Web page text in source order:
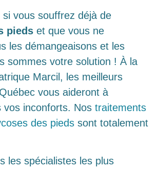
si vous souffrez déjà de
pieds et que vous ne
les démangeaisons et les
sommes votre solution ! À la
Marcil, les meilleurs
vous aideront à
vos inconforts. Nos traitements
des pieds sont totalement
les spécialistes les plus